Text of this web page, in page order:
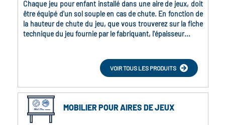
Chaque jeu pour enfant installé dans une aire de jeux, doit
être équipé d'un sol souple en cas de chute. En fonction de
la hauteur de chute du jeu, que vous trouverez sur la fiche
technique du jeu fournie par le fabriquant, l'épaisseur...
VOIR TOUS LES PRODUITS
MOBILIER POUR AIRES DE JEUX